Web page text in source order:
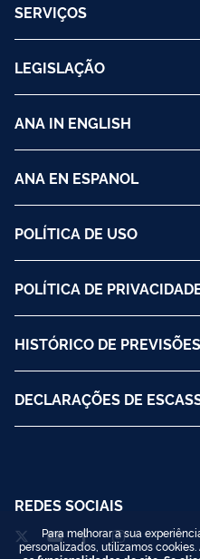
SERVIÇOS
LEGISLAÇÃO
ANA IN ENGLISH
ANA EN ESPANOL
POLÍTICA DE USO
POLÍTICA DE
HISTÓRICO DE PREVISÕES
DECLARAÇÕES DE
REDES SOCIAIS
Para melhorar a sua
personalizados, utilizamos cookies.